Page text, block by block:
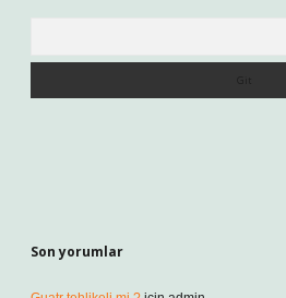
Son yorumlar